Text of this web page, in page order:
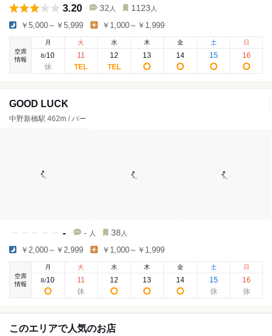
3.20 32 人 1123 人
￥5,000～￥5,999 ￥1,000～￥1,999
空席
情報
月
8/10
火
11
水
12
木
13
金
14
土
15
日
16
GOOD LUCK
中野新橋駅 462m / バー
- - 人 38 人
￥2,000～￥2,999 ￥1,000～￥1,999
空席
情報
月
8/10
火
11
水
12
木
13
金
14
土
15
日
16
このエリアで人気のお店